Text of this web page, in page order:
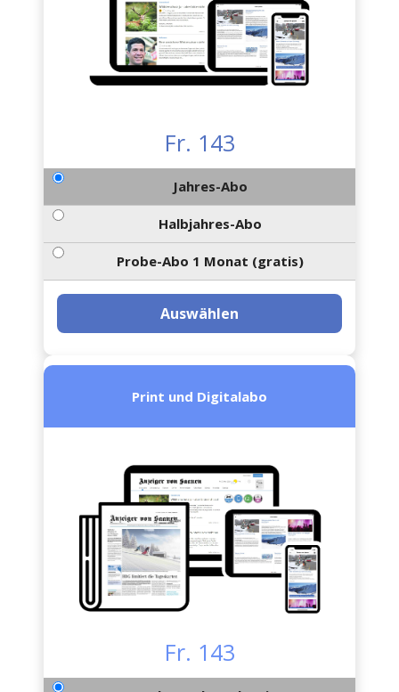
Fr. 143
Jahres-Abo
Halbjahres-Abo
Probe-Abo 1 Monat (gratis)
Auswählen
Print und Digitalabo
Fr. 143